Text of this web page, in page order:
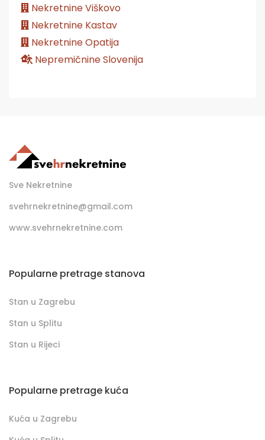
Nekretnine Viškovo
Nekretnine Kastav
Nekretnine Opatija
Nepremičnine Slovenija
Sve Nekretnine
svehrnekretnine@gmail.com
www.svehrnekretnine.com
Popularne pretrage stanova
Stan u Zagrebu
Stan u Splitu
Stan u Rijeci
Popularne pretrage kuća
Kuća u Zagrebu